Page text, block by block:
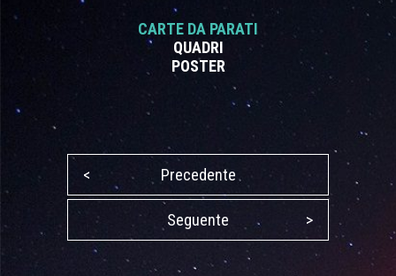
CARTE DA PARATI
QUADRI
POSTER
< Precedente
Seguente >